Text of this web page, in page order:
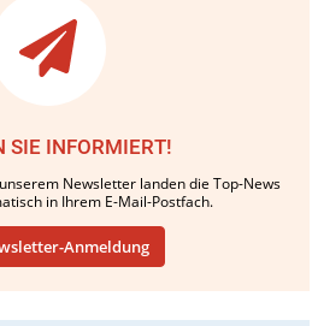
SIE INFORMIERT!
Newsletter landen die Top-News
in Ihrem E-Mail-Postfach.
Anmeldung